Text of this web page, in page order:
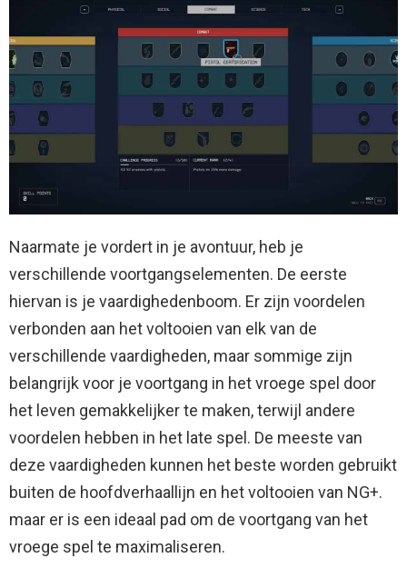
Naarmate je vordert in je avontuur, heb je
verschillende voortgangselementen. De eerste
hiervan is je vaardighedenboom. Er zijn voordelen
verbonden aan het voltooien van elk van de
verschillende vaardigheden, maar sommige zijn
belangrijk voor je voortgang in het vroege spel door
het leven gemakkelijker te maken, terwijl andere
voordelen hebben in het late spel. De meeste van
deze vaardigheden kunnen het beste worden gebruikt
buiten de hoofdverhaallijn en het voltooien van NG+.
maar er is een ideaal pad om de voortgang van het
vroege spel te maximaliseren.